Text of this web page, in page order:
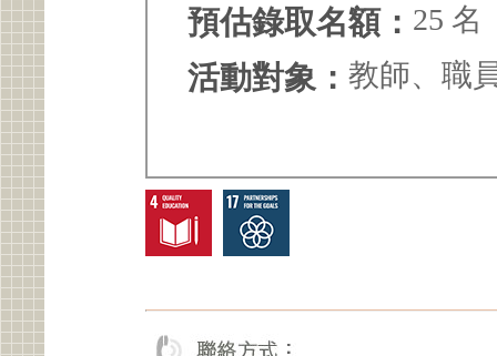
預估錄取名額： 25 名
活動對象： 教師、職